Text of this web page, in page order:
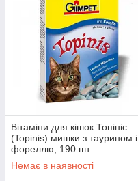
Вітаміни для кішок Топініс
(Topinis) мишки з таурином і
фореллю, 190 шт.
Немає в наявності